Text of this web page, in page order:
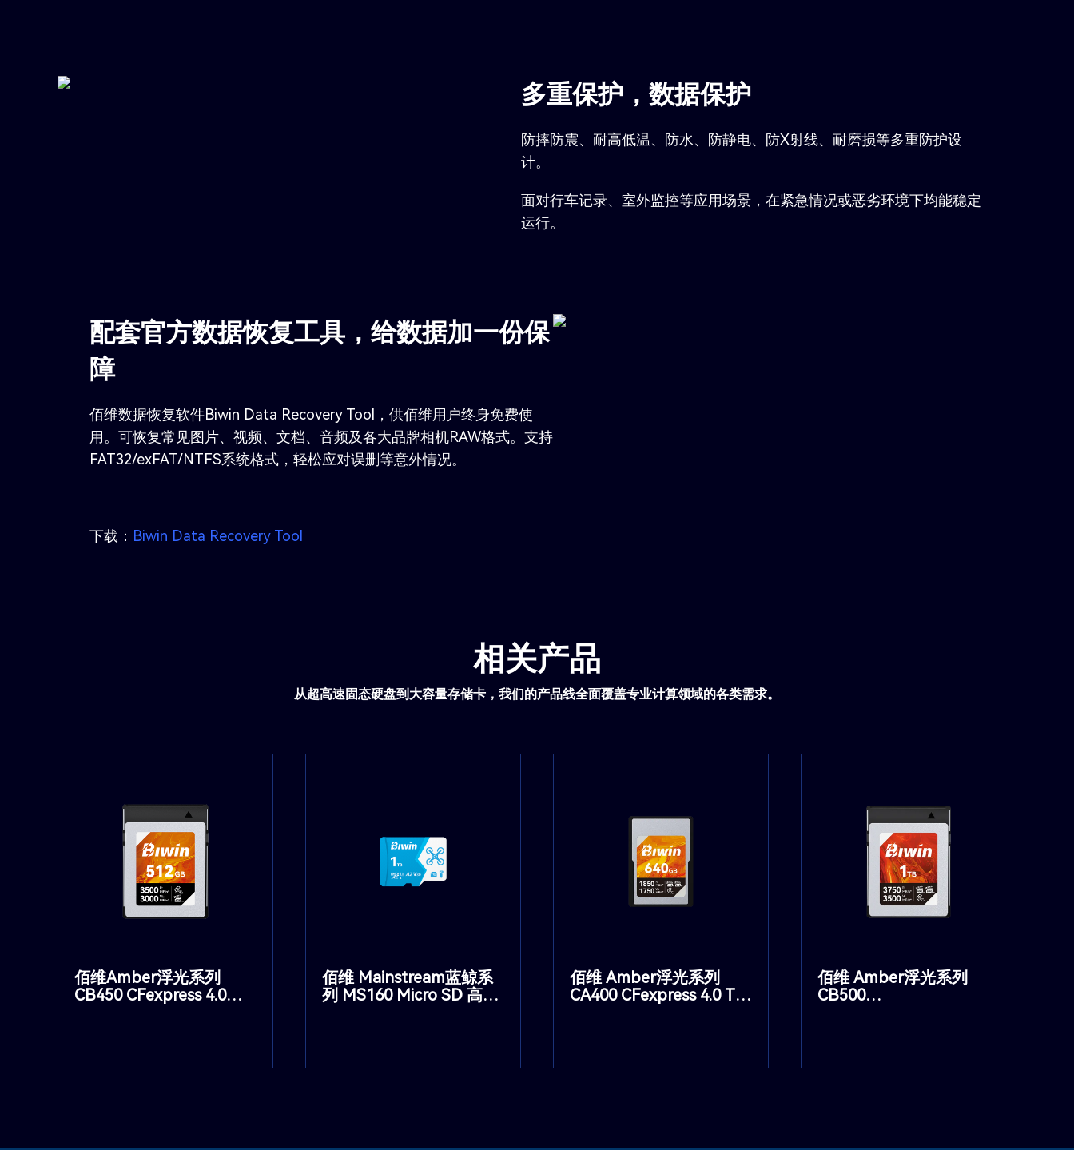
多重保护，数据保护
防摔防震、耐高低温、防水、防静电、防X射线、耐磨损等多重防护设
计。
面对行车记录、室外监控等应用场景，在紧急情况或恶劣环境下均能稳定
运行。
配套官方数据恢复工具，给数据加一份保
障
佰维数据恢复软件Biwin Data Recovery Tool，供佰维用户终身免费使
用。可恢复常见图片、视频、文档、音频及各大品牌相机RAW格式。支持
FAT32/exFAT/NTFS系统格式，轻松应对误删等意外情况。
下载： Biwin Data Recovery Tool
相关产品
从超高速固态硬盘到大容量存储卡，我们的产品线全面覆盖专业计算领域的各类需求。
佰维Amber浮光系列
CB450 CFexpress 4.0
佰维 Mainstream蓝鲸系
列 MS160 Micro SD 高速
佰维 Amber浮光系列
CA400 CFexpress 4.0 Type A
佰维 Amber浮光系列
CB500